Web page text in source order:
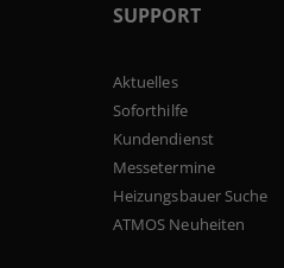
SUPPORT
Aktuelles
Soforthilfe
Kundendienst
Messetermine
Heizungsbauer Suche
ATMOS Neuheiten